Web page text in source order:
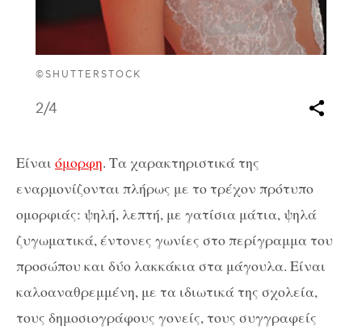
©SHUTTERSTOCK
2/4
Είναι όμορφη. Τα χαρακτηριστικά της
εναρμονίζονται πλήρως με το τρέχον πρότυπο
ομορφιάς: ψηλή, λεπτή, με γατίσια μάτια, ψηλά
ζυγωματικά, έντονες γωνίες στο περίγραμμα του
προσώπου και δύο λακκάκια στα μάγουλα. Είναι
καλοαναθρεμμένη, με τα ιδιωτικά της σχολεία,
τους δημοσιογράφους γονείς, τους συγγραφείς